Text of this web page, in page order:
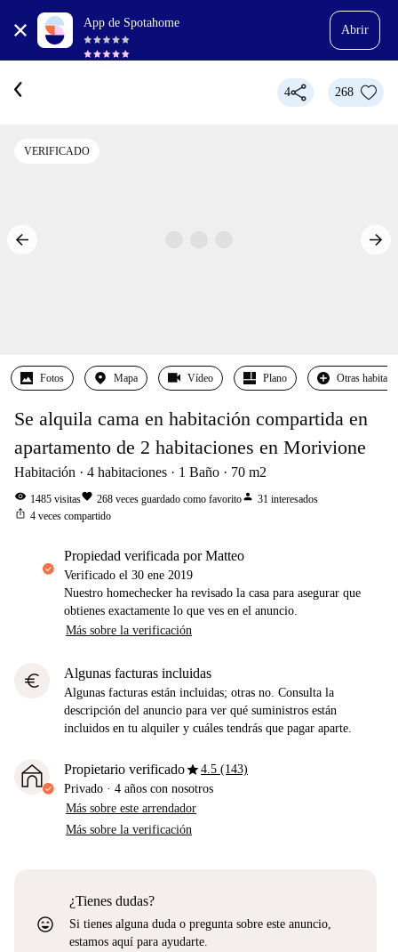
App de Spotahome
Abrir
4 268
VERIFICADO
Fotos Mapa Vídeo Plano Otras
Se alquila cama en habitación compartida en
apartamento de 2 habitaciones en Morivione
Habitación 4 habitaciones 1 Baño 70 m2
visibility 1485 visitasfavorite 268 veces guardado como favoritoperson 31 interesados
ios_share 4 veces compartido
propiedad verificada por Matteo
Verificado el 30 ene 2019
Nuestro homechecker ha revisado la casa para asegurar que
obtienes exactamente lo que ves en el anuncio.
Más sobre la verificación
euro Algunas facturas incluidas
Algunas facturas están incluidas; otras no. Consulta la
descripción del anuncio para ver qué suministros están
incluidos en tu alquiler y cuáles tendrás que pagar aparte.
Propietario verificadostar4.5 (143)
Privado · 4 años con nosotros
Más sobre este arrendador
Más sobre la verificación
sentiment_very_satisfied
¿Tienes dudas?
Si tienes alguna duda o pregunta sobre este anuncio,
estamos aquí para ayudarte.